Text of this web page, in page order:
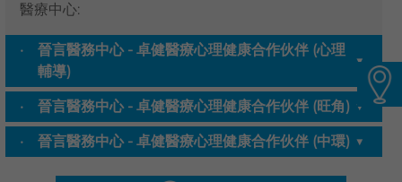
立即預約
語言
醫療中心:
晉言醫務中心 - 卓健醫療心理健康合作伙伴 (心理
輔導)
▼
晉言醫務中心 - 卓健醫療心理健康合作伙伴 (旺角) ▼
晉言醫務中心 - 卓健醫療心理健康合作伙伴 (中環) ▼